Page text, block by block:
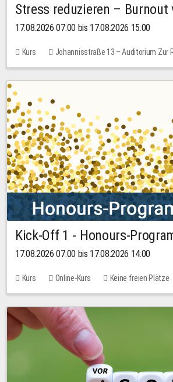
Stress reduzieren – Burnout
17.08.2026 07:00 bis 17.08.2026 15:00
Kurs Johannisstraße 13 – Auditorium Zur
10,00 EUR
Kick-Off 1 - Honours-
17.08.2026 07:00 bis 17.08.2026 14:00
Kurs Online-Kurs Keine freien Plätze